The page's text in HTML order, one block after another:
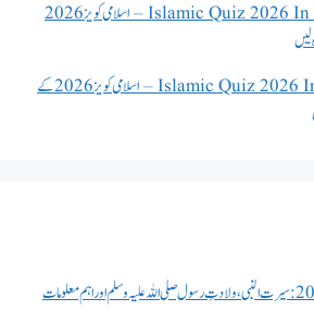
Islamic Quiz 2026 In Urdu – اسلامی کویز 2026
لیں
Islamic Quiz 2026 In Urdu – اسلامی کویز 2026 کے